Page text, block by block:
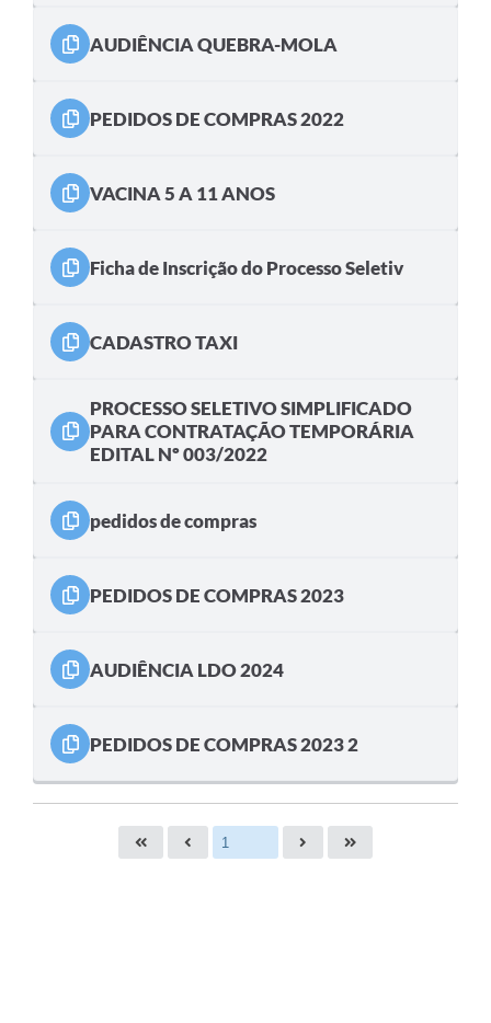
AUDIÊNCIA QUEBRA-MOLA
PEDIDOS DE COMPRAS 2022
VACINA 5 A 11 ANOS
Ficha de Inscrição do Processo Seletiv
CADASTRO TAXI
PROCESSO SELETIVO SIMPLIFICADO
PARA CONTRATAÇÃO TEMPORÁRIA
EDITAL Nº 003/2022
pedidos de compras
PEDIDOS DE COMPRAS 2023
AUDIÊNCIA LDO 2024
PEDIDOS DE COMPRAS 2023 2